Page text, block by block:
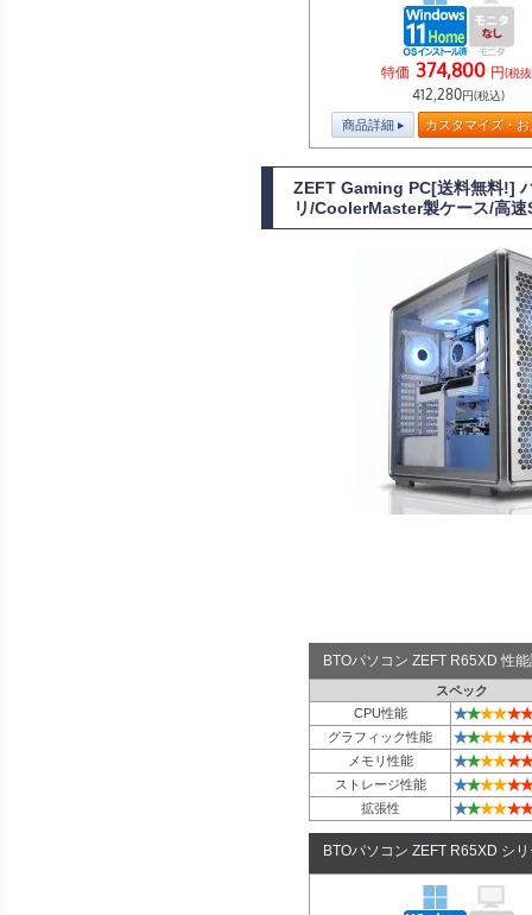
特価 374,800 円(税
412,280円(税込)
商品詳細 カスタマイズ・
ZEFT Gaming PC[送料無料!]
リ/CoolerMaster製ケース/高速
BTOパソコン ZEFT R65XD 性
スペック
CPU性能
★★★★★★
グラフィック性能 ★★★★★★
メモリ性能 ★★★★★★
ストレージ性能 ★★★★★★
拡張性 ★★★★★★
BTOパソコン ZEFT R65XD シ